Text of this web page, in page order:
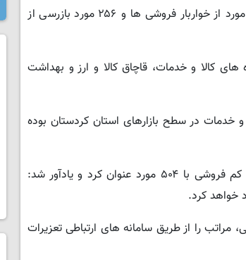
وی با اشاره به جزئیات بازرسی ها، افزود: در این مدت ۵۸۲ مورد بازرسی از نانوایی ها، ۲۷۹ مورد از خواربار فروشی ها و ۲۵۶ مورد بازرسی از
اظهار کرد: در مجموع ۳ هزار و ۹۰۸ پرونده در حوزه های کالا و خدمات، قاچاق کالا و ارز و بهداشت
های حوزه کالا و خدمات در سطح بازارهای استان کردستان بوده
وی بیشترین تخلفات ثبت شده را گران فروشی با ۱۲۴۰ مورد، عدم درج قیمت با ۱۱۵۱ مورد و کم فروشی با ۵۰۴ مورد عنوان کرد و یادآور شد:
خواهد کرد.
را از طریق سامانه های ارتباطی تعزیرات